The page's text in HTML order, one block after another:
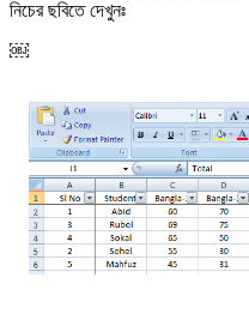
নিচের ছবিতে দেখুনঃ
￼